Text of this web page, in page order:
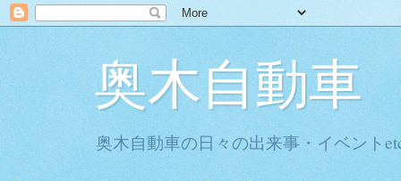
奥木自動車
奥木自動車の日々の出来事・イベント